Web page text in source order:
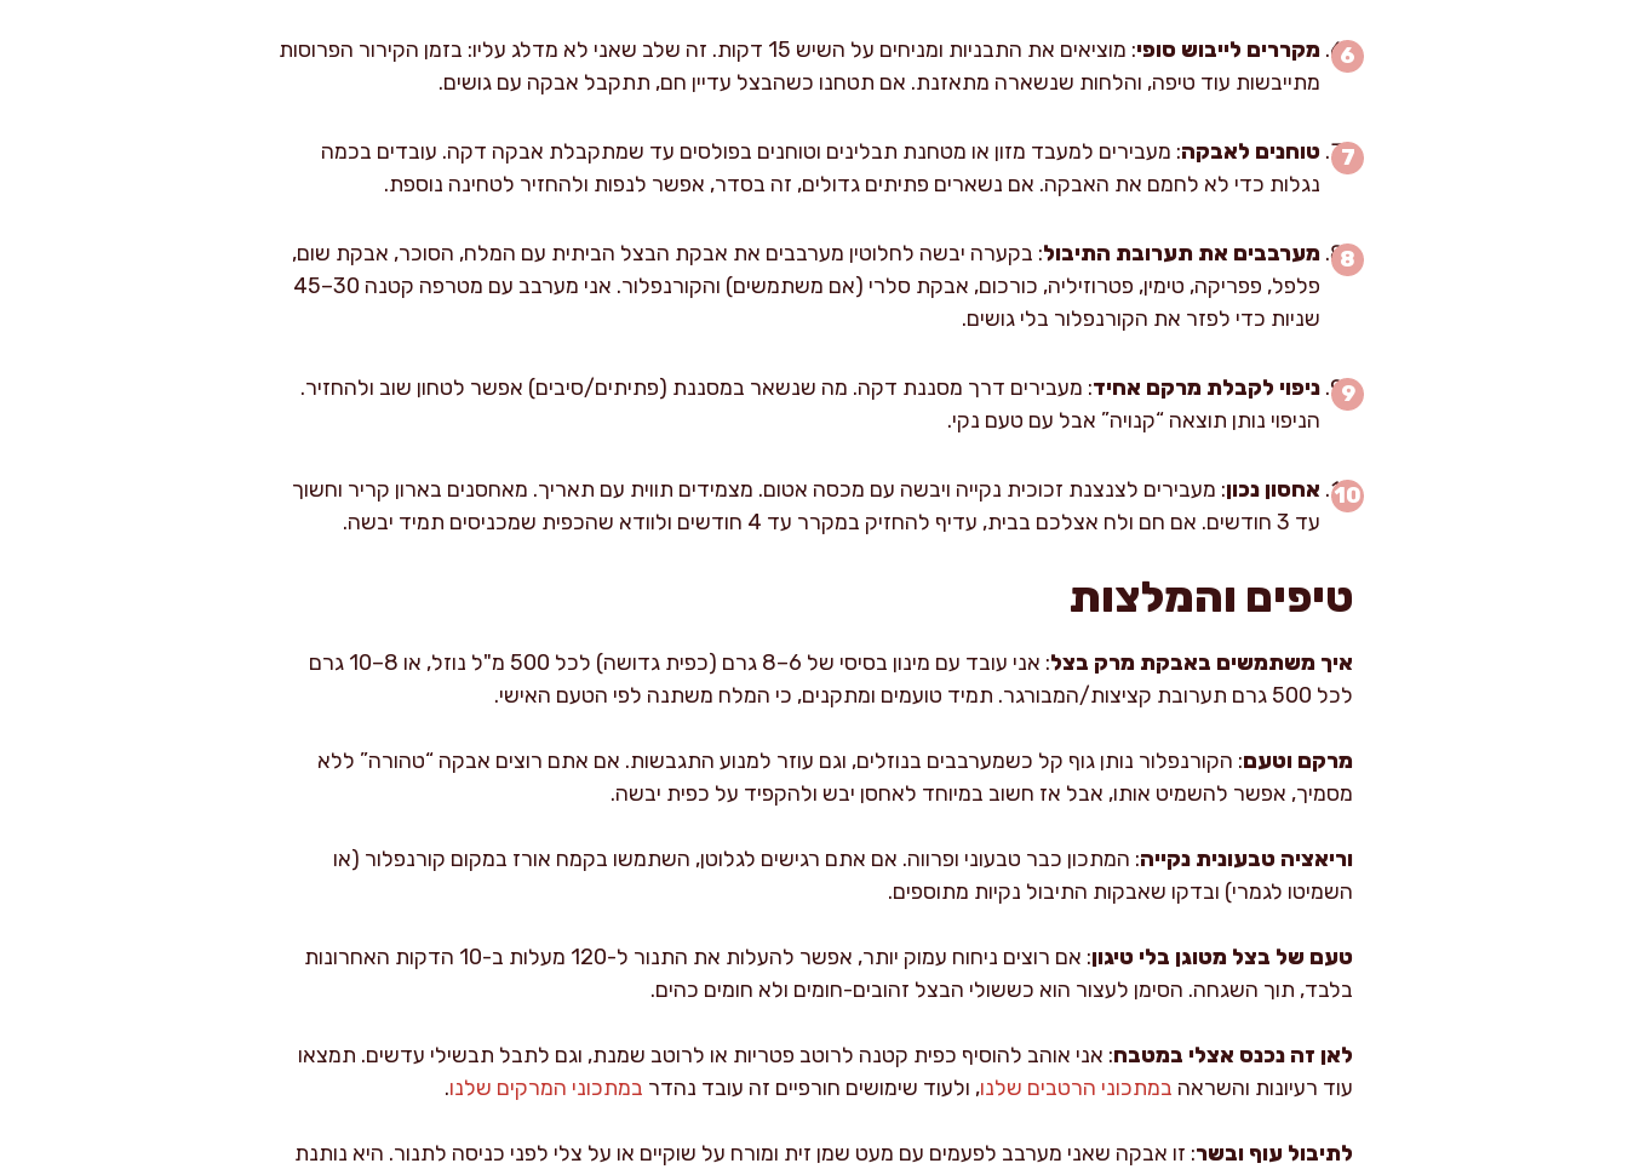
מקררים לייבוש סופי
: מוציאים את התבניות ומניחים על השיש 15 דקות. זה שלב שאני לא מדלג עליו: בזמן הקירור הפרוסות
מתייבשות עוד טיפה, והלחות שנשארה מתאזנת. אם תטחנו כשהבצל עדיין חם, תתקבל אבקה עם גושים.
טוחנים לאבקה: מעבירים למעבד מזון או מטחנת תבלינים וטוחנים בפולסים עד שמתקבלת אבקה דקה. עובדים בכמה
נגלות כדי לא לחמם את האבקה. אם נשארים פתיתים גדולים, זה בסדר, אפשר לנפות ולהחזיר לטחינה נוספת.
מערבבים את תערובת התיבול: בקערה יבשה לחלוטין מערבבים את אבקת הבצל הביתית עם המלח, הסוכר, אבקת שום,
פלפל, פפריקה, טימין, פטרוזיליה, כורכום, אבקת סלרי (אם משתמשים) והקורנפלור. אני מערבב עם מטרפה קטנה 30–45
שניות כדי לפזר את הקורנפלור בלי גושים.
ניפוי לקבלת מרקם אחיד: מעבירים דרך מסננת דקה. מה שנשאר במסננת (פתיתים/סיבים) אפשר לטחון שוב ולהחזיר.
הניפוי נותן תוצאה “קנויה” אבל עם טעם נקי.
אחסון נכון: מעבירים לצנצנת זכוכית נקייה ויבשה עם מכסה אטום. מצמידים תווית עם תאריך. מאחסנים בארון קריר וחשוך
עד 3 חודשים. אם חם ולח אצלכם בבית, עדיף להחזיק במקרר עד 4 חודשים ולוודא שהכפית שמכניסים תמיד יבשה.
טיפים והמלצות
איך משתמשים באבקת מרק בצל
: אני עובד עם מינון בסיסי של 6–8 גרם (כפית גדושה) לכל 500 מ"ל נוזל, או 8–10 גרם
לכל 500 גרם תערובת קציצות/המבורגר. תמיד טועמים ומתקנים, כי המלח משתנה לפי הטעם האישי.
מרקם וטעם: הקורנפלור נותן גוף קל כשמערבבים בנוזלים, וגם עוזר למנוע התגבשות. אם אתם רוצים אבקה “טהורה” ללא
מסמיך, אפשר להשמיט אותו, אבל אז חשוב במיוחד לאחסן יבש ולהקפיד על כפית יבשה.
וריאציה טבעונית נקייה: המתכון כבר טבעוני ופרווה. אם אתם רגישים לגלוטן, השתמשו בקמח אורז במקום קורנפלור (או
השמיטו לגמרי) ובדקו שאבקות התיבול נקיות מתוספים.
טעם של בצל מטוגן בלי טיגון
: אם רוצים ניחוח עמוק יותר, אפשר להעלות את התנור ל-120 מעלות ב-10 הדקות האחרונות
בלבד, תוך השגחה. הסימן לעצור הוא כששולי הבצל זהובים-חומים ולא חומים כהים.
לאן זה נכנס אצלי במטבח: אני אוהב להוסיף כפית קטנה לרוטב פטריות או לרוטב שמנת, וגם לתבל תבשילי עדשים. תמצאו
עוד רעיונות והשראה במתכוני הרטבים שלנו, ולעוד שימושים חורפיים זה עובד נהדר במתכוני המרקים שלנו.
לתיבול עוף ובשר: זו אבקה שאני מערבב לפעמים עם מעט שמן זית ומורח על שוקיים או על צלי לפני כניסה לתנור. היא נותנת